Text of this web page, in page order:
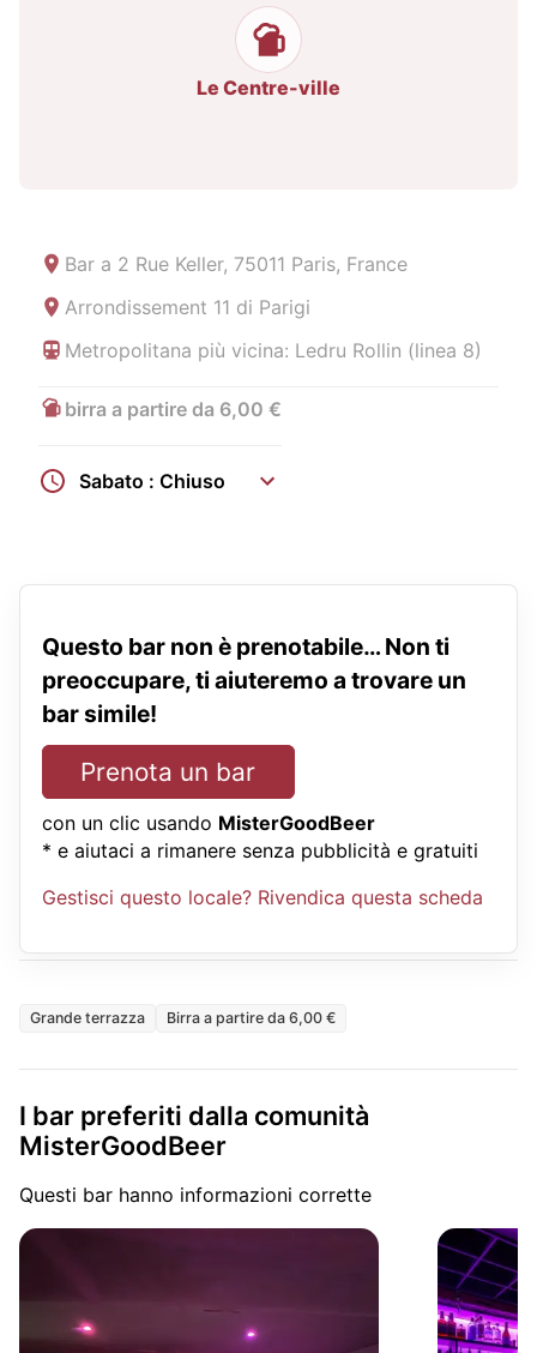
Le Centre-ville
Bar a 2 Rue Keller, 75011 Paris, France
Arrondissement 11 di Parigi
Metropolitana più vicina: Ledru Rollin (linea 8)
birra a partire da 6,00 €
Sabato : Chiuso
Questo bar non è prenotabile… Non ti
preoccupare, ti aiuteremo a trovare un
bar simile!
Prenota un bar
con un clic usando MisterGoodBeer
* e aiutaci a rimanere senza pubblicità e gratuiti
Gestisci questo locale? Rivendica questa scheda
Grande terrazza Birra a partire da 6,00 €
I bar preferiti dalla comunità
MisterGoodBeer
Questi bar hanno informazioni corrette